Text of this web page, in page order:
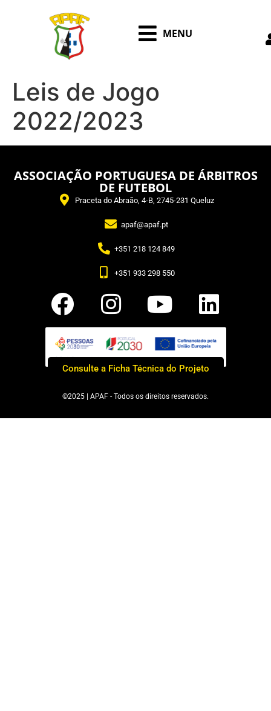
MENU
Leis de Jogo
2022/2023
ASSOCIAÇÃO PORTUGUESA DE ÁRBITROS
DE FUTEBOL
Praceta do Abraão, 4-B, 2745-231 Queluz
apaf@apaf.pt
+351 218 124 849
+351 933 298 550
Consulte a Ficha Técnica do Projeto
©2025 | APAF - Todos os direitos reservados.